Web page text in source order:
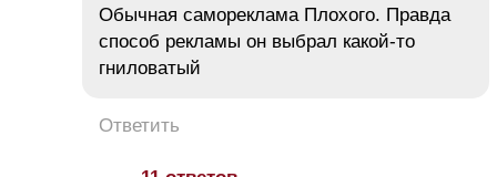
Обычная самореклама Плохого. Правда
способ рекламы он выбрал какой-то
гниловатый
Ответить